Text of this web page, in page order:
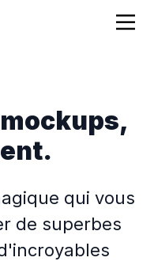
qui vous
de superbes